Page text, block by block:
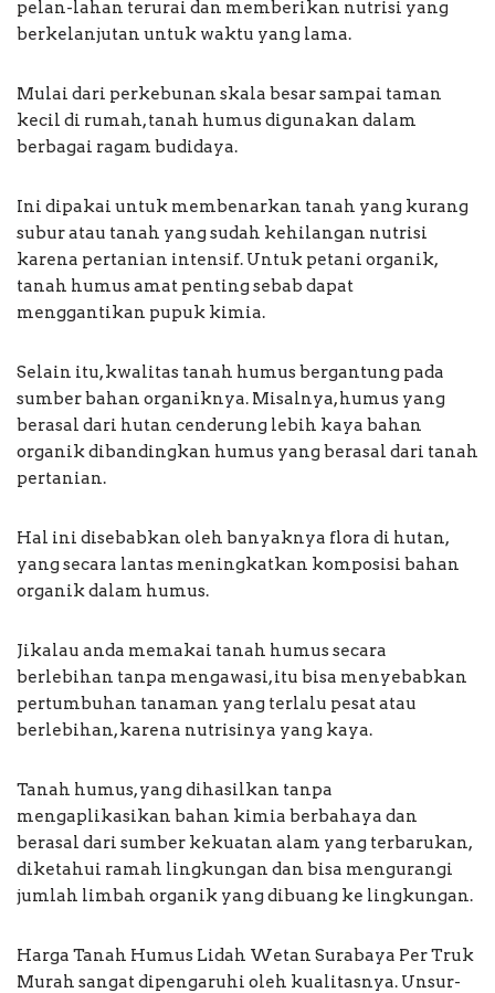
pelan-lahan terurai dan memberikan nutrisi yang
berkelanjutan untuk waktu yang lama.
Mulai dari perkebunan skala besar sampai taman
kecil di rumah, tanah humus digunakan dalam
berbagai ragam budidaya.
Ini dipakai untuk membenarkan tanah yang kurang
subur atau tanah yang sudah kehilangan nutrisi
karena pertanian intensif. Untuk petani organik,
tanah humus amat penting sebab dapat
menggantikan pupuk kimia.
Selain itu, kwalitas tanah humus bergantung pada
sumber bahan organiknya. Misalnya, humus yang
berasal dari hutan cenderung lebih kaya bahan
organik dibandingkan humus yang berasal dari tanah
pertanian.
Hal ini disebabkan oleh banyaknya flora di hutan,
yang secara lantas meningkatkan komposisi bahan
organik dalam humus.
Jikalau anda memakai tanah humus secara
berlebihan tanpa mengawasi, itu bisa menyebabkan
pertumbuhan tanaman yang terlalu pesat atau
berlebihan, karena nutrisinya yang kaya.
Tanah humus, yang dihasilkan tanpa
mengaplikasikan bahan kimia berbahaya dan
berasal dari sumber kekuatan alam yang terbarukan,
diketahui ramah lingkungan dan bisa mengurangi
jumlah limbah organik yang dibuang ke lingkungan.
Harga Tanah Humus Lidah Wetan Surabaya Per Truk
Murah sangat dipengaruhi oleh kualitasnya. Unsur-